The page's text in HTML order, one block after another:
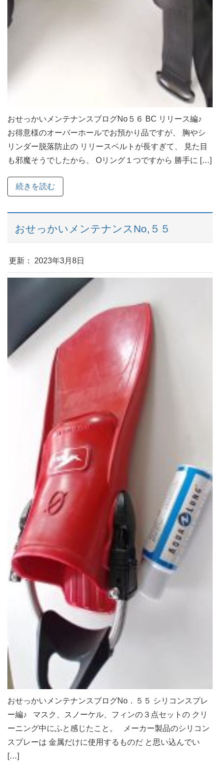
おせっかいメンテナンスブログNo５６ BC リリース編♪
お得意様のオーバーホールでお預かり品ですが、 胸やシ
リンダー脱落防止の リリースベルトが長すぎて、 見た目
も邪魔そうでしたから、 Oリング１つですから 勝手に […]
続きを読む
おせっかいメンテナンスNo,５５
更新： 2023年3月8日
おせっかいメンテナンスブログNo．５５ シリコンスプレ
ー編♪ マスク、スノーケル、フィンの３点セットの クリ
ーニング中にふと感じたこと。 メーカー製品のシリコン
スプレーは 金属だけに使用するものだ と思い込んでい
[…]